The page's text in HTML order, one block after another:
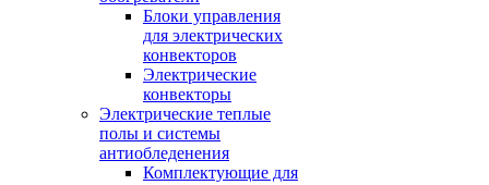
Блоки управления
для электрических
конвекторов
Электрические
конвекторы
Электрические теплые
полы и системы
антиобледенения
Комплектующие для